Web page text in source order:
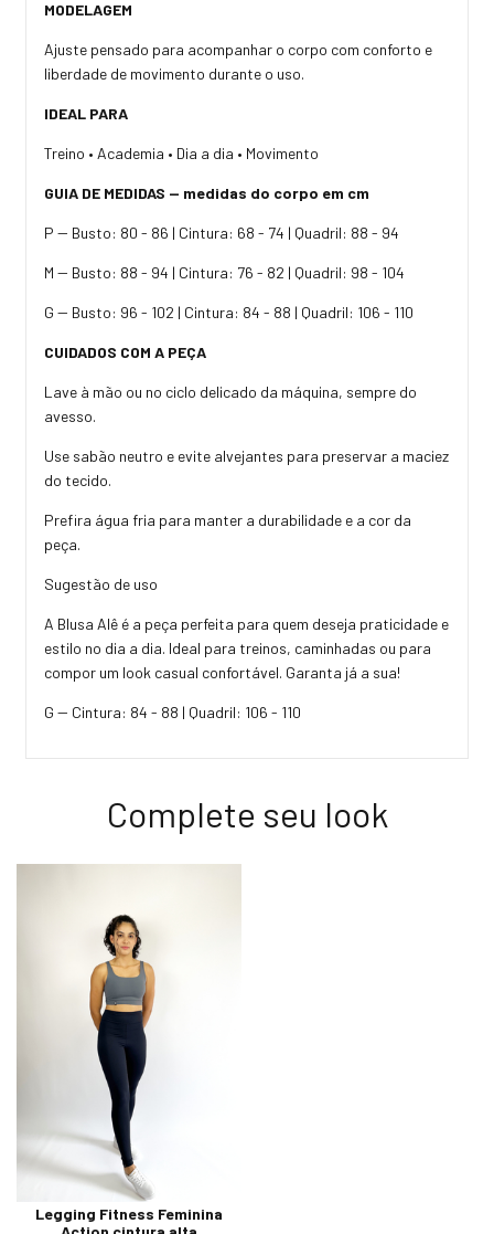
MODELAGEM
Ajuste pensado para acompanhar o corpo com conforto e
liberdade de movimento durante o uso.
IDEAL PARA
Treino • Academia • Dia a dia • Movimento
GUIA DE MEDIDAS — medidas do corpo em cm
P -- Busto: 80 - 86 | Cintura: 68 - 74 | Quadril: 88 - 94
M -- Busto: 88 - 94 | Cintura: 76 - 82 | Quadril: 98 - 104
G -- Busto: 96 - 102 | Cintura: 84 - 88 | Quadril: 106 - 110
CUIDADOS COM A PEÇA
Lave à mão ou no ciclo delicado da máquina, sempre do
avesso.
Use sabão neutro e evite alvejantes para preservar a maciez
do tecido.
Prefira água fria para manter a durabilidade e a cor da
peça.
Sugestão de uso
A Blusa Alê é a peça perfeita para quem deseja praticidade e
estilo no dia a dia. Ideal para treinos, caminhadas ou para
compor um look casual confortável. Garanta já a sua!
G -- Cintura: 84 - 88 | Quadril: 106 - 110
Complete seu look
Legging Fitness Feminina